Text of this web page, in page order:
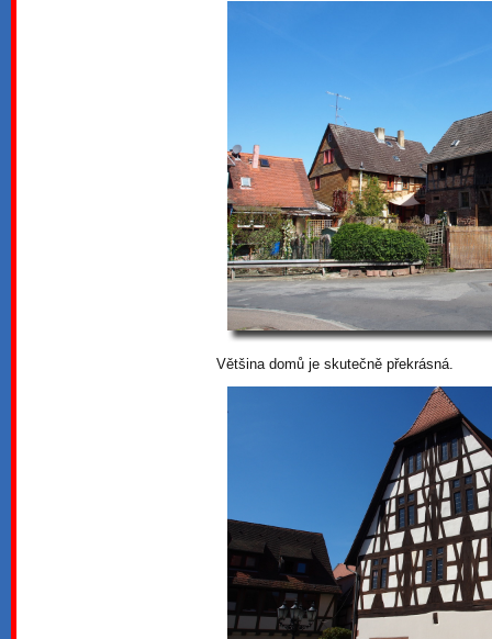
Většina domů je skutečně překrásná.